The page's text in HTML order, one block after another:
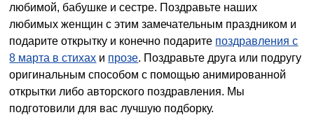
любимой, бабушке и сестре. Поздравьте наших
любимых женщин с этим замечательным праздником и
подарите открытку и конечно подарите поздравления с
8 марта в стихах и прозе. Поздравьте друга или подругу
оригинальным способом с помощью анимированной
открытки либо авторского поздравления. Мы
подготовили для вас лучшую подборку.